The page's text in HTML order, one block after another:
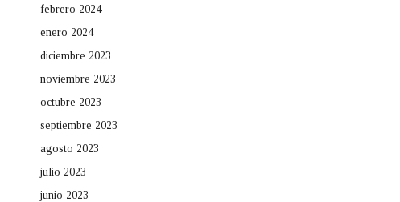
febrero 2024
enero 2024
diciembre 2023
noviembre 2023
octubre 2023
septiembre 2023
agosto 2023
julio 2023
junio 2023